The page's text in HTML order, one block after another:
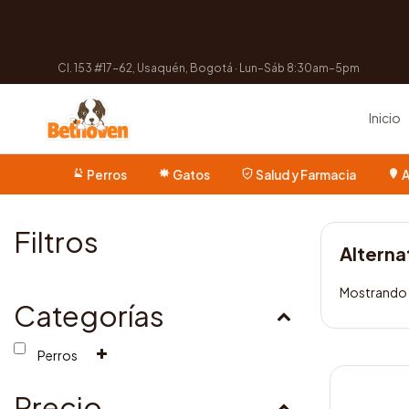
Cl. 153 #17-62, Usaquén, Bogotá · Lun–Sáb 8:30am–5pm
Inicio
Perros Gatos Salud y Farmacia
Filtros
Categorías
Perros
Mostrando
Este